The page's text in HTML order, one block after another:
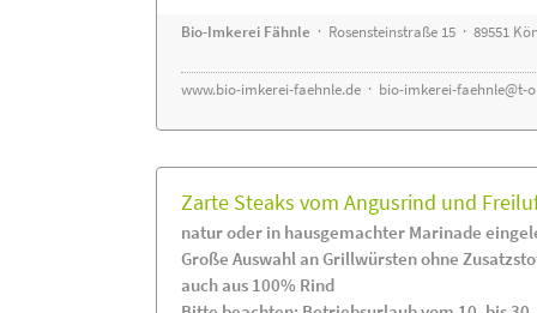
Bio-Imkerei Fähnle · Rosensteinstraße 15 · 89551
www.bio-imkerei-faehnle.de · bio-imkerei-faehnle@t-
Zarte Steaks vom Angusrind und
natur oder in hausgemachter Marinade
Große Auswahl an Grillwürsten ohne
auch aus 100% Rind